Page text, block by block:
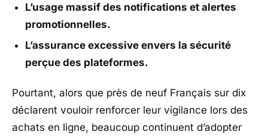
L’usage massif des notifications et alertes
promotionnelles.
L’assurance excessive envers la sécurité
perçue des plateformes.
Pourtant, alors que près de neuf Français sur dix
déclarent vouloir renforcer leur vigilance lors des
achats en ligne, beaucoup continuent d’adopter